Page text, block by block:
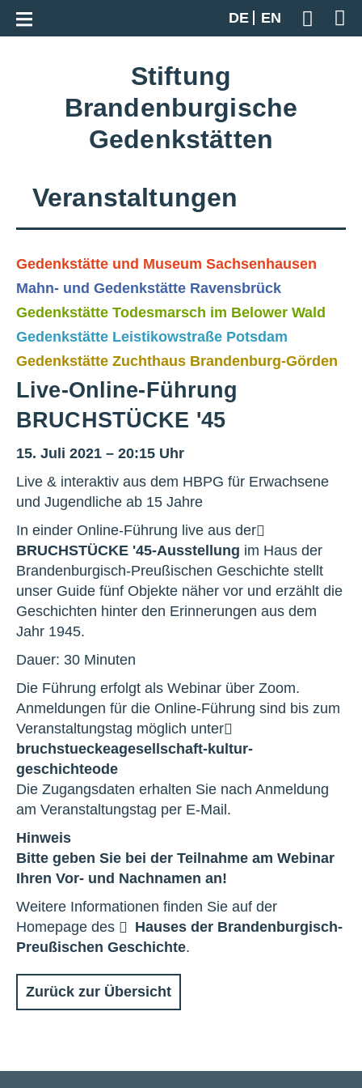
DE
EN
Geben
Zur Gesamtübersicht
Stiftung
Brandenburgische
Gedenkstätten
Veranstaltungen
Gedenkstätte und Museum Sachsenhausen
Mahn- und Gedenkstätte Ravensbrück
Gedenkstätte Todesmarsch im Belower Wald
Gedenkstätte Leistikowstraße Potsdam
Gedenkstätte Zuchthaus Brandenburg-Görden
Live-Online-Führung
BRUCHSTÜCKE '45
15. Juli 2021 – 20:15 Uhr
Live & interaktiv aus dem HBPG für Erwachsene
und Jugendliche ab 15 Jahre
In einder Online-Führung live aus der
BRUCHSTÜCKE '45-Ausstellung im Haus der
Brandenburgisch-Preußischen Geschichte stellt
unser Guide fünf Objekte näher vor und erzählt die
Geschichten hinter den Erinnerungen aus dem
Jahr 1945.
Dauer: 30 Minuten
Die Führung erfolgt als Webinar über Zoom.
Anmeldungen für die Online-Führung sind bis zum
Veranstaltungstag möglich unter
bruchstueckeagesellschaft-kultur-
geschichteode
Die Zugangsdaten erhalten Sie nach Anmeldung
am Veranstaltungstag per E-Mail.
Hinweis
Bitte geben Sie bei der Teilnahme am Webinar
Ihren Vor- und Nachnamen an!
Weitere Informationen finden Sie auf der
Homepage des
Hauses der Brandenburgisch-
Preußischen Geschichte.
Zurück zur Übersicht